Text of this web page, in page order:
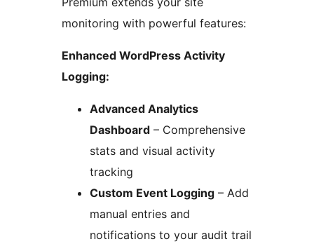
monitoring with powerful features:
Enhanced WordPress Activity
Logging:
Advanced Analytics
Dashboard – Comprehensive
stats and visual activity
tracking
Custom Event Logging – Add
manual entries and
notifications to your audit trail